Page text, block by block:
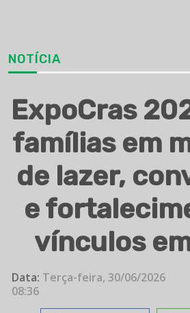
NOTÍCIA
ExpoCras
famílias em
de lazer,
e
vínculos
Data: Terça-feira, 30/06/2026
08:36